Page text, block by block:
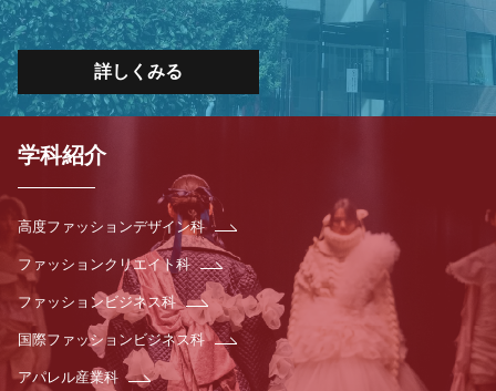
詳しくみる
学科紹介
高度ファッションデザイン科
ファッションクリエイト科
ファッションビジネス科
国際ファッションビジネス科
アパレル産業科